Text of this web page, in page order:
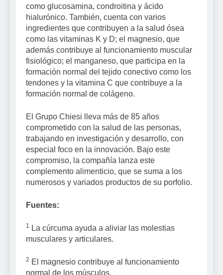
como glucosamina, condroitina y ácido
hialurónico. También, cuenta con varios
ingredientes que contribuyen a la salud ósea
como las vitaminas K y D; el magnesio, que
además contribuye al funcionamiento muscular
fisiológico; el manganeso, que participa en la
formación normal del tejido conectivo como los
tendones y la vitamina C que contribuye a la
formación normal de colágeno.
El Grupo Chiesi lleva más de 85 años
comprometido con la salud de las personas,
trabajando en investigación y desarrollo, con
especial foco en la innovación. Bajo este
compromiso, la compañía lanza este
complemento alimenticio, que se suma a los
numerosos y variados productos de su porfolio.
Fuentes:
1 La cúrcuma ayuda a aliviar las molestias
musculares y articulares.
2 El magnesio contribuye al funcionamiento
normal de los músculos.